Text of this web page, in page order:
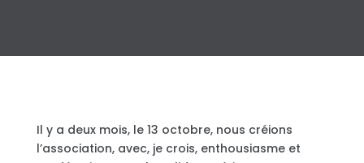
Il y a deux mois, le 13 octobre, nous créions
l’association, avec, je crois, enthousiasme et